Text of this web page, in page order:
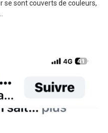
se sont couverts de couleurs,